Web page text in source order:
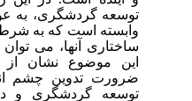
توسعه گردشگری، به
وابسته است که به شرط
ساختاری آنها، می
این موضوع نشان از
ضرورت تدوین چشم
توسعه گردشگری و